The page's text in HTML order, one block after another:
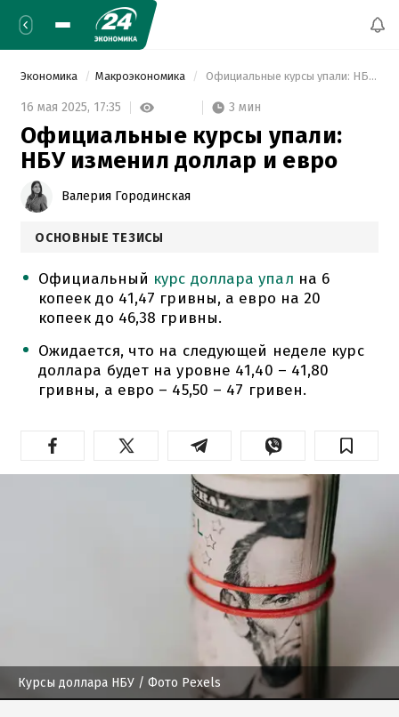
Экономика Макроэкономика Официальные курсы упали: НБУ изменил доллар и евро
16 мая 2025, 17:35 3 мин
Официальные курсы упали:
НБУ изменил доллар и евро
Валерия Городинская
ОСНОВНЫЕ ТЕЗИСЫ
Официальный курс доллара упал на 6
копеек до 41,47 гривны, а евро на 20
копеек до 46,38 гривны.
Ожидается, что на следующей неделе курс
доллара будет на уровне 41,40 – 41,80
гривны, а евро – 45,50 – 47 гривен.
Курсы доллара НБУ / Фото Pexels